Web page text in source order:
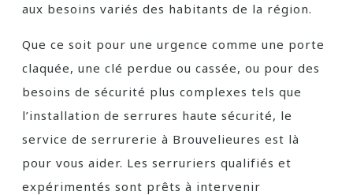
aux besoins variés des habitants de la région.
Que ce soit pour une urgence comme une porte
claquée, une clé perdue ou cassée, ou pour des
besoins de sécurité plus complexes tels que
l’installation de serrures haute sécurité, le
service de serrurerie à Brouvelieures est là
pour vous aider. Les serruriers qualifiés et
expérimentés sont prêts à intervenir